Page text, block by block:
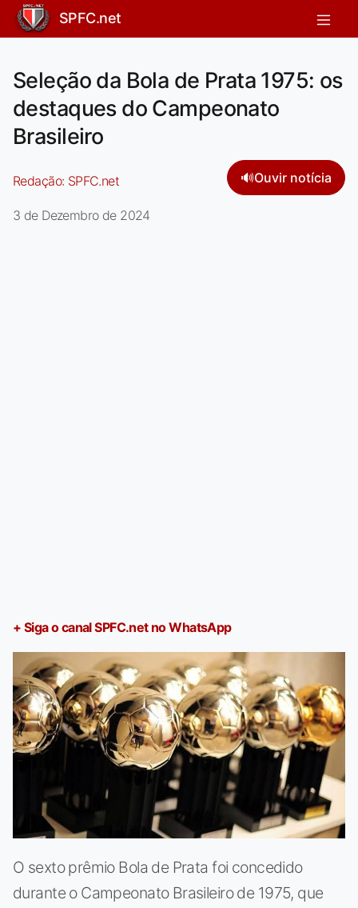
SPFC.net
Seleção da Bola de Prata 1975: os
destaques do Campeonato
Brasileiro
Redação: SPFC.net 🔊Ouvir notícia
3 de Dezembro de 2024
+ Siga o canal SPFC.net no WhatsApp
O sexto prêmio Bola de Prata foi concedido
durante o Campeonato Brasileiro de 1975, que